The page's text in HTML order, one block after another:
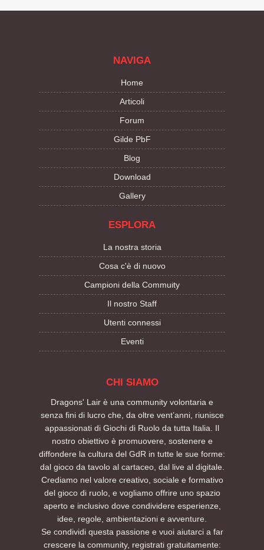
NAVIGA
Home
Articoli
Forum
Gilde PbF
Blog
Download
Gallery
ESPLORA
La nostra storia
Cosa c'è di nuovo
Campioni della Commuity
Il nostro Staff
Utenti connessi
Eventi
CHI SIAMO
Dragons' Lair è una community volontaria e
senza fini di lucro che, da oltre vent’anni, riunisce
appassionati di Giochi di Ruolo da tutta Italia. Il
nostro obiettivo è promuovere, sostenere e
diffondere la cultura del GdR in tutte le sue forme:
dal gioco da tavolo al cartaceo, dal live al digitale.
Crediamo nel valore creativo, sociale e formativo
del gioco di ruolo, e vogliamo offrire uno spazio
aperto e inclusivo dove condividere esperienze,
idee, regole, ambientazioni e avventure.
Se condividi questa passione e vuoi aiutarci a far
crescere la community, registrati gratuitamente: